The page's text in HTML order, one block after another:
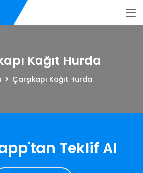
Kağıt Hurda
Çarşıkapı Kağıt Hurda
Teklif Al